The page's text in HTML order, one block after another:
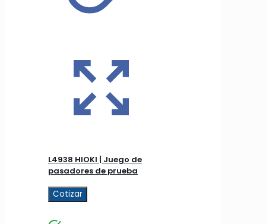
L4938 HIOKI | Juego de
pasadores de prueba
Cotizar